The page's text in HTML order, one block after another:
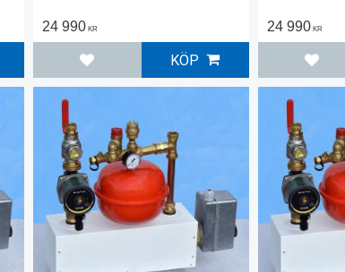
stugor.
24 990 KR
Lägg till i favoriter
KÖP
stugor.
24 990 KR
Lägg